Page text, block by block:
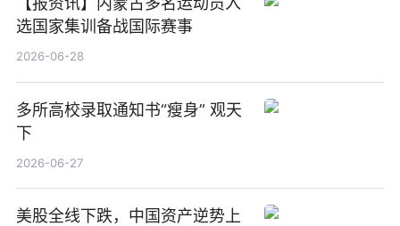
选国家集训备战国际赛事
2026-06-28
多所高校录取通知书“瘦身” 观天
下
2026-06-27
美股全线下跌，中国资产逆势上